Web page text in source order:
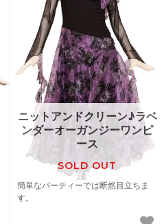
ニットアンドクリーン♪ラベ
ンダーオーガンジーワンピ
ース
SOLD OUT
簡単なパーティーでは断然目立ちま
す。